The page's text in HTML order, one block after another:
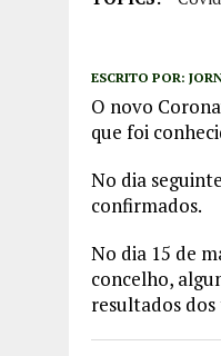
ESCRITO POR:
O novo
que foi
No dia
confirmados.
No dia 15 de
concelho,
resultados dos